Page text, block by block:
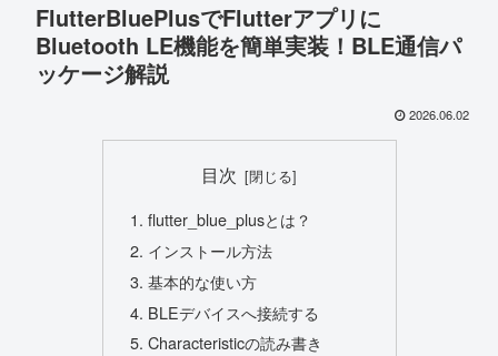
FlutterBluePlusでFlutterアプリに
Bluetooth LE機能を簡単実装！BLE通信パ
ッケージ解説
2026.06.02
目次
flutter_blue_plusとは？
インストール方法
基本的な使い方
BLEデバイスへ接続する
Characteristicの読み書き